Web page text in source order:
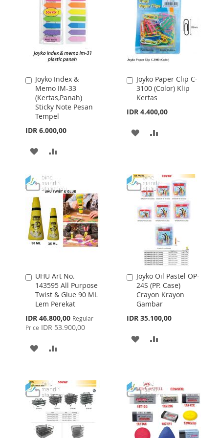
Joyko Index &
Memo IM-33
(Kertas,Panah)
Sticky Note Pesan
Tempel
IDR 6.000,00
Add
to
Cart
ADD
WISH
LIST
COMPARE
Joyko Paper Clip C-
3100 (Color) Klip
Kertas
IDR 4.400,00
Add
to
Cart
ADD
LIST
UHU Art No.
143595 All Purpose
Twist & Glue 90 ML
Lem Perekat
Special
Price
IDR 46.800,00 Regular
Price IDR 53.900,00
Add
to
Cart
ADD
WISH
LIST
COMPARE
Joyko Oil Pastel OP-
24S (PP. Case)
Crayon Krayon
Gambar
IDR 35.100,00
Add
to
Cart
ADD
LIST